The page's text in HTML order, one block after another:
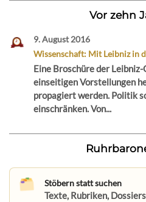
Vor zehn
9. August 2016
Wissenschaft: Mit Leibniz in
Eine Broschüre der
einseitigen Vorstellungen
propagiert werden. Politik
einschränken. Von...
Stöbern statt suchen
Texte, Rubriken,